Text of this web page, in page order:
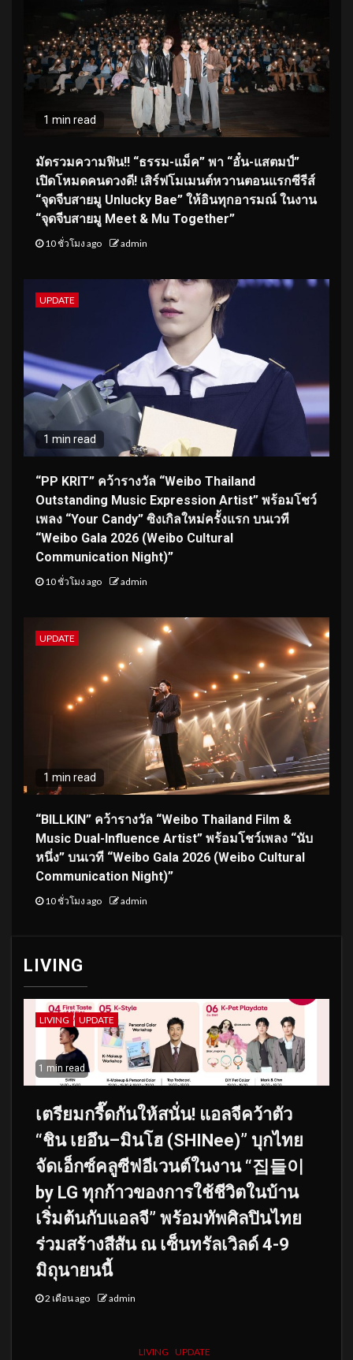
1 min read
มัดรวมความฟิน!! “ธรรม-แม็ค” พา “อั๋น-แสตมป์”
เปิดโหมดคนดวงดี! เสิร์ฟโมเมนต์หวานตอนแรกซีรีส์
“จุดจีบสายมู Unlucky Bae” ให้อินทุกอารมณ์ ในงาน
“จุดจีบสายมู Meet & Mu Together”
10 ชั่วโมง ago admin
UPDATE
1 min read
“PP KRIT” คว้ารางวัล “Weibo Thailand
Outstanding Music Expression Artist” พร้อมโชว์
เพลง “Your Candy” ซิงเกิลใหม่ครั้งแรก บนเวที
“Weibo Gala 2026 (Weibo Cultural
Communication Night)”
10 ชั่วโมง ago admin
UPDATE
1 min read
“BILLKIN” คว้ารางวัล “Weibo Thailand Film &
Music Dual-Influence Artist” พร้อมโชว์เพลง “นับ
หนึ่ง” บนเวที “Weibo Gala 2026 (Weibo Cultural
Communication Night)”
10 ชั่วโมง ago admin
LIVING
LIVING UPDATE
1 min read
เตรียมกรี๊ดกันให้สนั่น! แอลจีคว้าตัว
“ชิน เยอึน–มินโฮ (SHINee)” บุกไทย
จัดเอ็กซ์คลูซีฟอีเวนต์ในงาน “집들이
by LG ทุกก้าวของการใช้ชีวิตในบ้าน
เริ่มต้นกับแอลจี” พร้อมทัพศิลปินไทย
ร่วมสร้างสีสัน ณ เซ็นทรัลเวิลด์ 4-9
มิถุนายนนี้
2 เดือน ago admin
LIVING UPDATE